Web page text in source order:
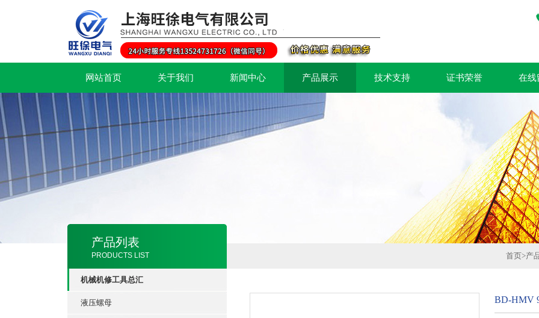
网站首页 关于我们 新闻中心 产品展示 技术支持 证书荣誉 在线
产品列表
PRODUCTS LIST
机械机修工具总汇
液压螺母
首页>产
BD-HMV